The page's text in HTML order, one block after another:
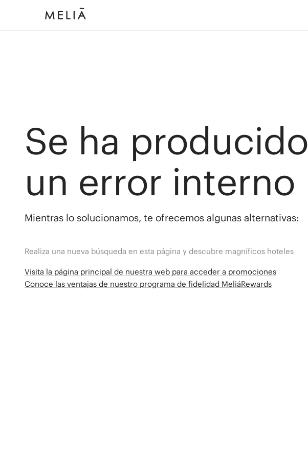
Se ha producido
un error interno
Mientras lo solucionamos, te ofrecemos algunas alternativas:
Realiza una nueva búsqueda en esta página y descubre magníficos hoteles
Visita la página principal de nuestra web para acceder a promociones
Conoce las ventajas de nuestro programa de fidelidad MeliáRewards